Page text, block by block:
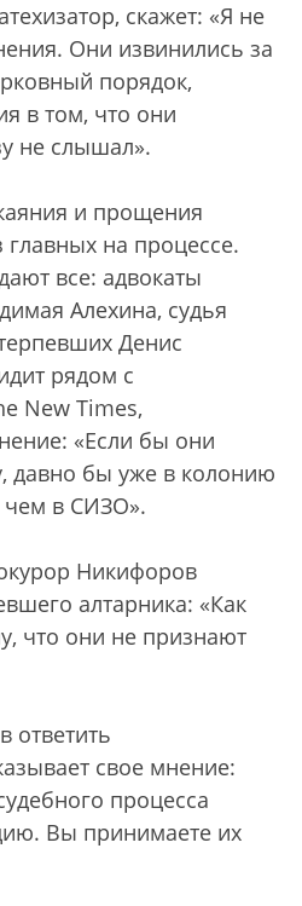
скажет: «Я не
Они извинились за
порядок,
в том, что они
не слышал».
и прощения
главных на процессе.
все: адвокаты
Алехина, судья
Денис
рядом с
New Times,
«Если бы они
давно бы уже в колонию
чем в СИЗО».
Никифоров
алтарника: «Как
что они не признают
ответить
свое мнение:
процесса
Вы принимаете их